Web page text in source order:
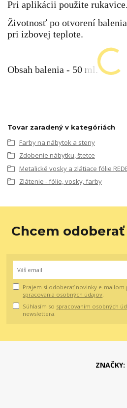
Pri aplikácii použite rukavice.
Životnosť po otvorení
pri izbovej teplote.
Obsah balenia - 50 ml.
Tovar zaradený v kategóriách
Farby na nábytok a steny
Zdobenie nábytku, štetce
Metalické vosky a zlátiace fólie
Zlátenie - fólie, vosky, farby
Chcem
Prajem si odoberať novinky e-mailom
spracovania osobných údajov
Súhlasím so spracovaním osobných
newslettera.
ZNAČKY: